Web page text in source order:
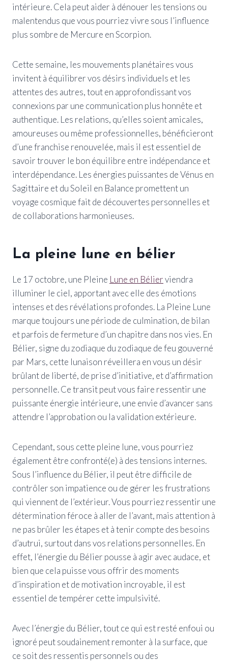
intérieure. Cela peut aider à dénouer les tensions ou
malentendus que vous pourriez vivre sous l’influence
plus sombre de Mercure en Scorpion.
Cette semaine, les mouvements planétaires vous
invitent à équilibrer vos désirs individuels et les
attentes des autres, tout en approfondissant vos
connexions par une communication plus honnête et
authentique. Les relations, qu’elles soient amicales,
amoureuses ou même professionnelles, bénéficieront
d’une franchise renouvelée, mais il est essentiel de
savoir trouver le bon équilibre entre indépendance et
interdépendance. Les énergies puissantes de Vénus en
Sagittaire et du Soleil en Balance promettent un
voyage cosmique fait de découvertes personnelles et
de collaborations harmonieuses.
La pleine lune en bélier
Le 17 octobre, une Pleine Lune en Bélierviendra
illuminer le ciel, apportant avec elle des émotions
intenses et des révélations profondes. La Pleine Lune
marque toujours une période de culmination, de bilan
et parfois de fermeture d’un chapitre dans nos vies. En
Bélier, signe du zodiaque du zodiaque de feu gouverné
par Mars, cette lunaison réveillera en vous un désir
brûlant de liberté, de prise d’initiative, et d’affirmation
personnelle. Ce transit peut vous faire ressentir une
puissante énergie intérieure, une envie d’avancer sans
attendre l’approbation ou la validation extérieure.
Cependant, sous cette pleine lune, vous pourriez
également être confronté(e) à des tensions internes.
Sous l’influence du Bélier, il peut être difficile de
contrôler son impatience ou de gérer les frustrations
qui viennent de l’extérieur. Vous pourriez ressentir une
détermination féroce à aller de l’avant, mais attention à
ne pas brûler les étapes et à tenir compte des besoins
d’autrui, surtout dans vos relations personnelles. En
effet, l’énergie du Bélier pousse à agir avec audace, et
bien que cela puisse vous offrir des moments
d’inspiration et de motivation incroyable, il est
essentiel de tempérer cette impulsivité.
Avec l’énergie du Bélier, tout ce qui est resté enfoui ou
ignoré peut soudainement remonter à la surface, que
ce soit des ressentis personnels ou des